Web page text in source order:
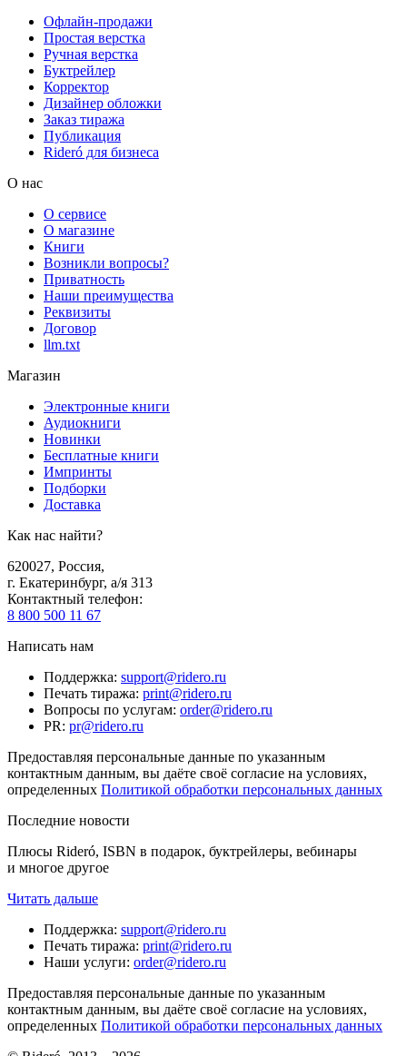
Офлайн-продажи
Простая верстка
Ручная верстка
Буктрейлер
Корректор
Дизайнер обложки
Заказ тиража
Публикация
Rideró для бизнеса
О нас
О сервисе
О магазине
Книги
Возникли вопросы?
Приватность
Наши преимущества
Реквизиты
Договор
llm.txt
Магазин
Электронные книги
Аудиокниги
Новинки
Бесплатные книги
Импринты
Подборки
Доставка
Как нас найти?
620027, Россия,
г. Екатеринбург, а/я 313
Контактный телефон:
8 800 500 11 67
Написать нам
Поддержка: support@ridero.ru
Печать тиража: print@ridero.ru
Вопросы по услугам: order@ridero.ru
PR: pr@ridero.ru
Предоставляя персональные данные по указанным
контактным данным, вы даёте своё согласие на условиях,
определенных Политикой обработки персональных данных
Последние новости
Плюсы Rideró, ISBN в подарок, буктрейлеры, вебинары
и многое другое
Читать дальше
Поддержка: support@ridero.ru
Печать тиража: print@ridero.ru
Наши услуги: order@ridero.ru
Предоставляя персональные данные по указанным
контактным данным, вы даёте своё согласие на условиях,
определенных Политикой обработки персональных данных